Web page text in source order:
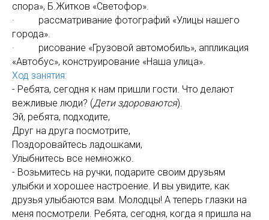
спора», Б.Житков «Светофор».
· рассматривание фотографий «Улицы нашего
города».
· рисование «Грузовой автомобиль», аппликация
«Автобус», конструирование «Наша улица».
Ход занятия:
- Ребята, сегодня к нам пришли гости. Что делают
вежливые люди? (Дети здороваются).
Эй, ребята, подходите,
Друг на друга посмотрите,
Поздоровайтесь ладошками,
Улыбнитесь все немножко.
- Возьмитесь на ручки, подарите своим друзьям
улыбки и хорошее настроение. И вы увидите, как
друзья улыбаются вам. Молодцы! А теперь глазки на
меня посмотрели. Ребята, сегодня, когда я пришла на